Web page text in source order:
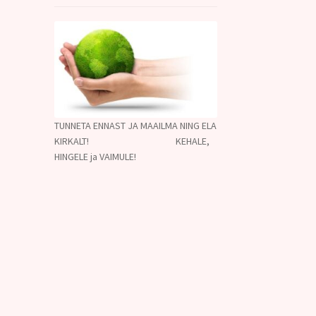
TUNNETA ENNAST JA MAAILMA NING ELA
KIRKALT! KEHALE,
HINGELE ja VAIMULE!